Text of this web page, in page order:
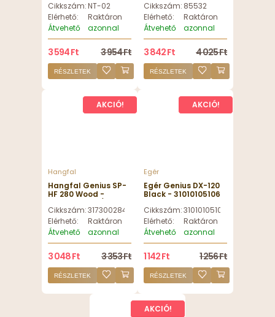
Cikkszám:NT-02
Elérhető:
Raktáron
Átvehető
azonnal
3 594 Ft 3 954 Ft
RÉSZLETEK
male > female 3 A
cable 0,5m Black
Cikkszám: 85532
Elérhető:
Raktáron
Átvehető
azonnal
3 842 Ft 4 025 Ft
RÉSZLETEK
AKCIÓ!
Hangfal
Hangfal Genius SP-
HF 280 Wood -
HF280 WOOD
Cikkszám:31730028400/SP-HF280 WOOD
Elérhető:
Raktáron
Átvehető
azonnal
3 048 Ft 3 353 Ft
RÉSZLETEK
AKCIÓ!
Egér
Egér Genius DX-120
Black - 31010105106
Cikkszám:31010105106
Elérhető:
Raktáron
Átvehető
azonnal
1 142 Ft 1 256 Ft
RÉSZLETEK
AKCIÓ!